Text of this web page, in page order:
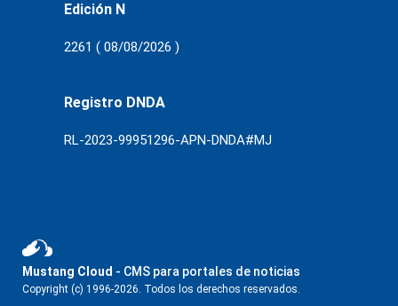
Edición N
2261 ( 08/08/2026 )
Registro DNDA
RL-2023-99951296-APN-DNDA#MJ
Mustang Cloud - CMS para portales de noticias
Copyright (c) 1996-2026. Todos los derechos reservados.